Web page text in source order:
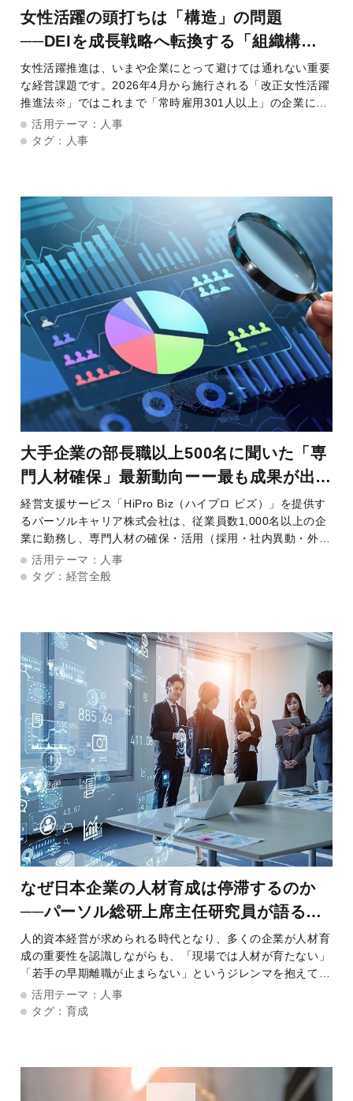
女性活躍の頭打ちは「構造」の問題
──DEIを成長戦略へ転換する「組織構造
の再設計」とは
女性活躍推進は、いまや企業にとって避けては通れない重要
な経営課題です。2026年4月から施行される「改正女性活躍
推進法※」ではこれまで「常時雇用301人以上」の企業に義
務付けられてきた男女間賃金差異の公表に加え、女性管理職
比率の公表も含めて、対象が「常時雇
活用テーマ： 人事
タグ：
人事
大手企業の部長職以上500名に聞いた「専
門人材確保」最新動向ーー最も成果が出て
いる確保手段とは
経営支援サービス「HiPro Biz（ハイプロ ビズ）」を提供す
るパーソルキャリア株式会社は、従業員数1,000名以上の企
業に勤務し、専門人材の確保・活用（採用・社内異動・外部
人材活用を含む）に関与する部長職以上の500名を対象に、
「専門人材確保」に関する
活用テーマ： 人事
タグ： 経営全般
なぜ日本企業の人材育成は停滞するのか
──パーソル総研上席主任研究員が語る人
的資本経営時代の「戦略的OJT」
人的資本経営が求められる時代となり、多くの企業が人材育
成の重要性を認識しながらも、「現場では人材が育たない」
「若手の早期離職が止まらない」というジレンマを抱えてい
るようです。離職防止やイノベーション創出、新規事業推進
など、難易度の高いテーマに対応できる人材
活用テーマ： 人事
タグ： 育成